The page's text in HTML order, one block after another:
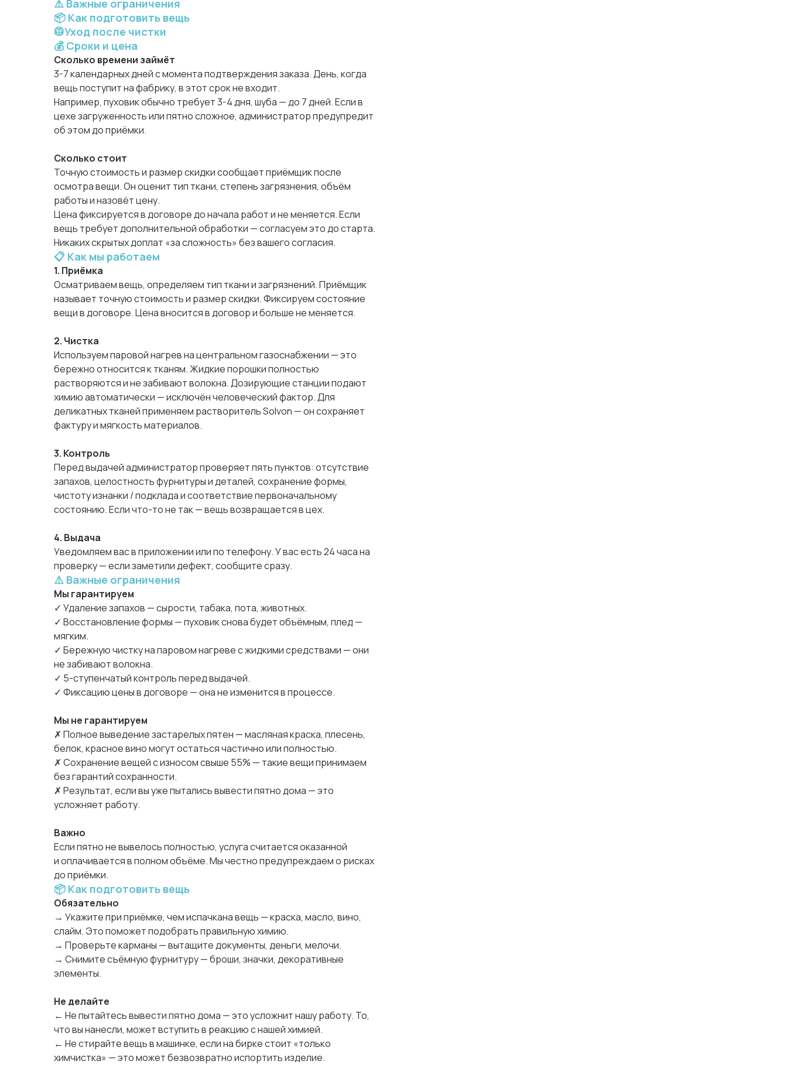
⚠️ Важные ограничения
📦 Как подготовить вещь
🥼Уход после чистки
💰 Сроки и цена
Сколько времени займёт
3-7 календарных дней с момента подтверждения заказа. День, когда
вещь поступит на фабрику, в этот срок не входит.
Например, пуховик обычно требует 3-4 дня, шуба — до 7 дней. Если в
цехе загруженность или пятно сложное, администратор предупредит
об этом до приёмки.
Сколько стоит
Точную стоимость и размер скидки сообщает приёмщик после
осмотра вещи. Он оценит тип ткани, степень загрязнения, объём
работы и назовёт цену.
Цена фиксируется в договоре до начала работ и не меняется. Если
вещь требует дополнительной обработки — согласуем это до старта.
Никаких скрытых доплат «за сложность» без вашего согласия.
📋 Как мы работаем
1. Приёмка
Осматриваем вещь, определяем тип ткани и загрязнений. Приёмщик
называет точную стоимость и размер скидки. Фиксируем состояние
вещи в договоре. Цена вносится в договор и больше не меняется.
2. Чистка
Используем паровой нагрев на центральном газоснабжении — это
бережно относится к тканям. Жидкие порошки полностью
растворяются и не забивают волокна. Дозирующие станции подают
химию автоматически — исключён человеческий фактор. Для
деликатных тканей применяем растворитель Solvon — он сохраняет
фактуру и мягкость материалов.
3. Контроль
Перед выдачей администратор проверяет пять пунктов: отсутствие
запахов, целостность фурнитуры и деталей, сохранение формы,
чистоту изнанки / подклада и соответствие первоначальному
состоянию. Если что-то не так — вещь возвращается в цех.
4. Выдача
Уведомляем вас в приложении или по телефону. У вас есть 24 часа на
проверку — если заметили дефект, сообщите сразу.
⚠️ Важные ограничения
Мы гарантируем
✓ Удаление запахов — сырости, табака, пота, животных.
✓ Восстановление формы — пуховик снова будет объёмным, плед —
мягким.
✓ Бережную чистку на паровом нагреве с жидкими средствами — они
не забивают волокна.
✓ 5-ступенчатый контроль перед выдачей.
✓ Фиксацию цены в договоре — она не изменится в процессе.
Мы не гарантируем
✗ Полное выведение застарелых пятен — масляная краска, плесень,
белок, красное вино могут остаться частично или полностью.
✗ Сохранение вещей с износом свыше 55% — такие вещи принимаем
без гарантий сохранности.
✗ Результат, если вы уже пытались вывести пятно дома — это
усложняет работу.
Важно
Если пятно не вывелось полностью, услуга считается оказанной
и оплачивается в полном объёме. Мы честно предупреждаем о рисках
до приёмки.
📦 Как подготовить вещь
Обязательно
→ Укажите при приёмке, чем испачкана вещь — краска, масло, вино,
слайм. Это поможет подобрать правильную химию.
→ Проверьте карманы — вытащите документы, деньги, мелочи.
→ Снимите съёмную фурнитуру — броши, значки, декоративные
элементы.
Не делайте
← Не пытайтесь вывести пятно дома — это усложнит нашу работу. То,
что вы нанесли, может вступить в реакцию с нашей химией.
← Не стирайте вещь в машинке, если на бирке стоит «только
химчистка» — это может безвозвратно испортить изделие.